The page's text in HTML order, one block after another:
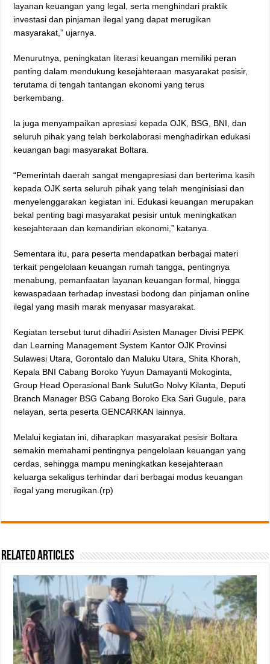
layanan keuangan yang legal, serta menghindari praktik
investasi dan pinjaman ilegal yang dapat merugikan
masyarakat,” ujarnya.
Menurutnya, peningkatan literasi keuangan memiliki peran
penting dalam mendukung kesejahteraan masyarakat pesisir,
terutama di tengah tantangan ekonomi yang terus
berkembang.
Ia juga menyampaikan apresiasi kepada OJK, BSG, BNI, dan
seluruh pihak yang telah berkolaborasi menghadirkan edukasi
keuangan bagi masyarakat Boltara.
“Pemerintah daerah sangat mengapresiasi dan berterima kasih
kepada OJK serta seluruh pihak yang telah menginisiasi dan
menyelenggarakan kegiatan ini. Edukasi keuangan merupakan
bekal penting bagi masyarakat pesisir untuk meningkatkan
kesejahteraan dan kemandirian ekonomi,” katanya.
Sementara itu, para peserta mendapatkan berbagai materi
terkait pengelolaan keuangan rumah tangga, pentingnya
menabung, pemanfaatan layanan keuangan formal, hingga
kewaspadaan terhadap investasi bodong dan pinjaman online
ilegal yang masih marak menyasar masyarakat.
Kegiatan tersebut turut dihadiri Asisten Manager Divisi PEPK
dan Learning Management System Kantor OJK Provinsi
Sulawesi Utara, Gorontalo dan Maluku Utara, Shita Khorah,
Kepala BNI Cabang Boroko Yuyun Damayanti Mokoginta,
Group Head Operasional Bank SulutGo Nolvy Kilanta, Deputi
Branch Manager BSG Cabang Boroko Eka Sari Gugule, para
nelayan, serta peserta GENCARKAN lainnya.
Melalui kegiatan ini, diharapkan masyarakat pesisir Boltara
semakin memahami pentingnya pengelolaan keuangan yang
cerdas, sehingga mampu meningkatkan kesejahteraan
keluarga sekaligus terhindar dari berbagai modus keuangan
ilegal yang merugikan.(rp)
Related Articles